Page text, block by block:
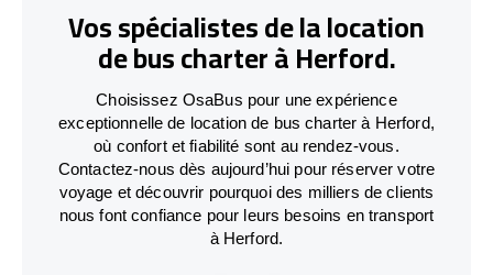
Vos spécialistes de la location
de bus charter à Herford.
Choisissez OsaBus pour une expérience
exceptionnelle de location de bus charter à Herford,
où confort et fiabilité sont au rendez-vous.
Contactez-nous dès aujourd’hui pour réserver votre
voyage et découvrir pourquoi des milliers de clients
nous font confiance pour leurs besoins en transport
à Herford.